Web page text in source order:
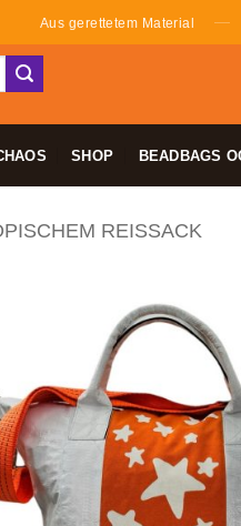
Aus gerettetem Material —
SHOP BEADBAGS
REISSACK